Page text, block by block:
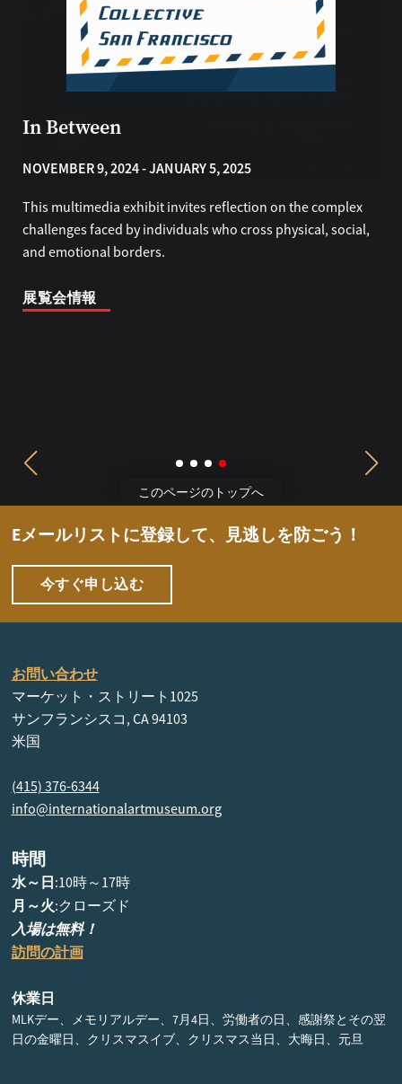
Beauty and Hallucination by Inga
The International Art Museum of America is pleased to
present Beauty and Hallucination, a solo exhibition of
2025. Beauty and Hallucination features a…
想像上の伝記的対話と二分された物語
2025年4月25日～5月25日
Sometimes, much of contemporary life is wrapped in the
poetry of melancholy, loneliness, and absurdity.
The Book of Changes
JANUARY 15 - APRIL 15, 2025
The “Book of Changes” series was conceived during the
tumultuous period of 2020-2022, a time of significant
In Between
NOVEMBER 9, 2024 - JANUARY 5, 2025
This multimedia exhibit invites reflection on the complex
challenges faced by individuals who cross physical, social,
and emotional borders.
展覧会情報
前
次
このページのトップへ
Eメールリストに登録して、見逃しを防ごう！
今すぐ申し込む
お問い合わせ
マーケット・ストリート1025
サンフランシスコ, CA 94103
米国
(415) 376-6344
info@internationalartmuseum.org
時間
水～日:10時～17時
月～火:クローズド
入場は無料！
訪問の計画
休業日
MLKデー、メモリアルデー、7月4日、労働者の日、感謝祭とその翌
日の金曜日、クリスマスイブ、クリスマス当日、大晦日、元旦